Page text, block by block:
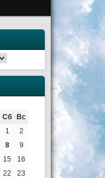
Сб
Вс
1
2
8
9
15
16
22
23